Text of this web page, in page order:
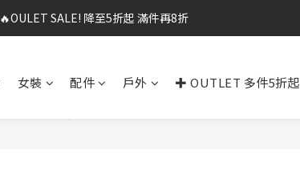
✨春夏新品最低8折起 ！2件再9折
🔥OULET SALE! 降至5折起 滿件再8折
✨春夏新品最低8折起 ！2件再9折
女裝 配件 戶外 ✚ OUTLET 多件5折起